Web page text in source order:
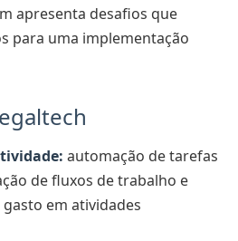
apresenta desafios que
para uma implementação
automação de tarefas
de fluxos de trabalho e
em atividades